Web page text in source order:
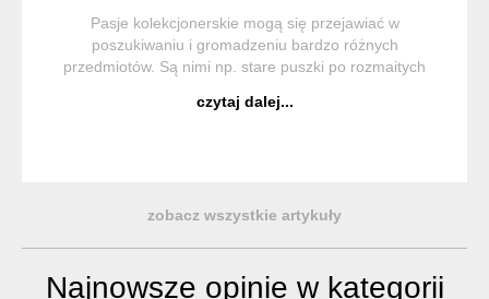
Pasje kolekcjonerskie mogą się przejawiać w
poszukiwaniu i gromadzeniu bardzo różnych
przedmiotów. Są nimi np. stare puszki po rozmaitych
garażu nieco pordzewiałych puszek wypełnionych jakimiś
czytaj dalej...
zobacz wszystkie artykuły
Najnowsze opinie w kategorii